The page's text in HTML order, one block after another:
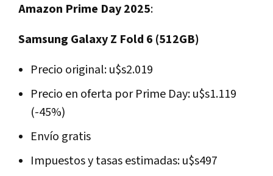
Amazon Prime Day 2025:
Samsung Galaxy Z Fold 6 (512GB)
Precio original: u$s2.019
Precio en oferta por Prime Day: u$s1.119
(-45%)
Envío gratis
Impuestos y tasas estimadas: u$s497